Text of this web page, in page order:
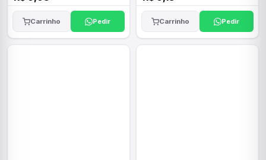
Carrinho Pedir Carrinho Pedir